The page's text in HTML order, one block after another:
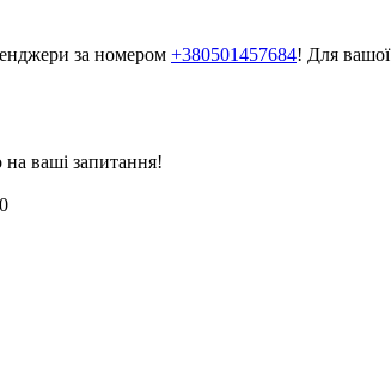
за номером +380501457684! Для вашої
ваші запитання!